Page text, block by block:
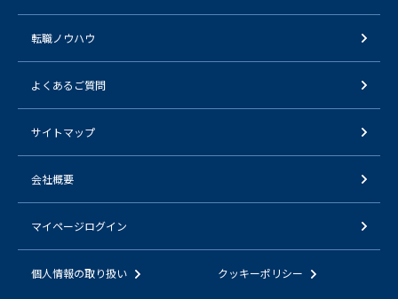
転職ノウハウ
よくあるご質問
サイトマップ
会社概要
マイページログイン
個人情報の取り扱い クッキーポリシー